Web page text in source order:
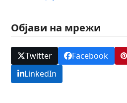
Објави на мрежи
Twitter Facebook
LinkedIn